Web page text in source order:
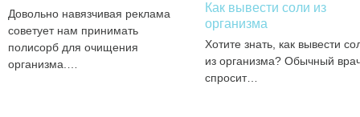
Довольно навязчивая реклама
советует нам принимать
полисорб для очищения
организма.…
Как вывести соли из
организма
Хотите знать, как вывести
из организма? Обычный
спросит…